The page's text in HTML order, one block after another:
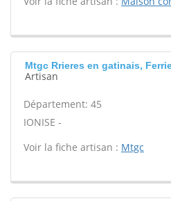
Mtgc Rrieres en gatinais,
Artisan
Département: 45
IONISE -
Voir la fiche artisan : Mtgc